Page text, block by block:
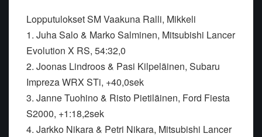
Lopputulokset SM Vaakuna Ralli, Mikkeli
1. Juha Salo & Marko Salminen, Mitsubishi Lancer
Evolution X RS, 54:32,0
2. Joonas Lindroos & Pasi Kilpeläinen, Subaru
Impreza WRX STi, +40,0sek
3. Janne Tuohino & Risto Pietiläinen, Ford Fiesta
S2000, +1:18,2sek
4. Jarkko Nikara & Petri Nikara, Mitsubishi Lancer